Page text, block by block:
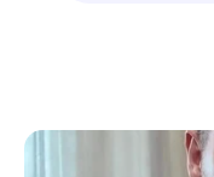
доволен, в